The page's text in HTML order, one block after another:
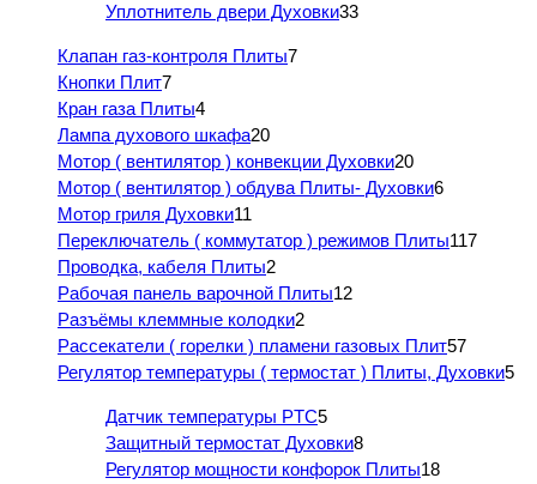
Уплотнитель двери Духовки33
Клапан газ-контроля Плиты7
Кнопки Плит7
Кран газа Плиты4
Лампа духового шкафа20
Мотор ( вентилятор ) конвекции Духовки20
Мотор ( вентилятор ) обдува Плиты- Духовки6
Мотор гриля Духовки11
Переключатель ( коммутатор ) режимов Плиты117
Проводка, кабеля Плиты2
Рабочая панель варочной Плиты12
Разъёмы клеммные колодки2
Рассекатели ( горелки ) пламени газовых Плит57
Регулятор температуры ( термостат ) Плиты, Духовки5
Датчик температуры PTC5
Защитный термостат Духовки8
Регулятор мощности конфорок Плиты18